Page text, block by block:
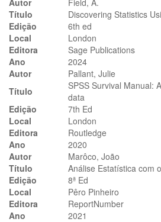
Autor
Field, A.
Título
Discovering Statistics
Edição
6th ed
Local
London
Editora
Sage Publications
Ano
2024
Autor
Pallant, Julie
Título
SPSS Survival Manual:
data
Edição
7th Ed
Local
London
Editora
Routledge
Ano
2020
Autor
Marôco, João
Título
Análise Estatística com
Edição
8ª Ed
Local
Pêro Pinheiro
Editora
ReportNumber
Ano
2021